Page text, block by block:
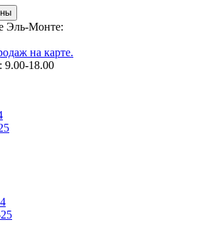
Эль-Монте:
на карте.
18.00